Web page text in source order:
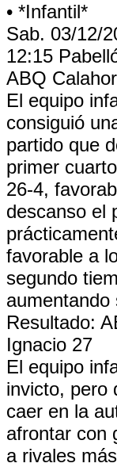
• *Infantil*
Sab. 03/12/
12:15
ABQ
El equipo
consiguió
partido que
primer
26-4,
descanso el
favorable a
segundo
aumentando
Resultado:
Ignacio 27
El equipo
invicto, pero
caer en la
afrontar con
a rivales